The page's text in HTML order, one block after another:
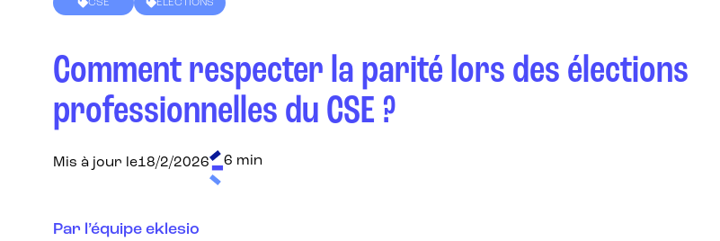
CSE ÉLECTIONS
Comment respecter la parité lors des élections
professionnelles du CSE ?
Mis à jour le18/2/2026 6 min
Par l’équipe eklesio